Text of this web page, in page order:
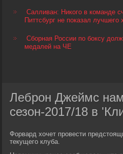
Салливан: Никого в команде
Питтсбург не показал лучшего
Сборная России по боксу
медалей на ЧЕ
Леброн Джеймс
сезон-2017/18 в
Форвард хочет провести
текущего клуба.